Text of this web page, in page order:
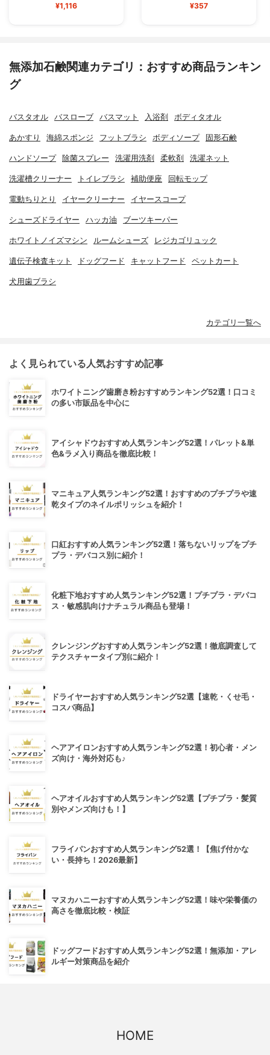
¥1,116 ¥357
無添加石鹸関連カテゴリ：おすすめ商品ランキン
グ
バスタオル バスローブ バスマット 入浴剤 ボディタオル
あかすり 海綿スポンジ フットブラシ ボディソープ 固形石鹸
ハンドソープ 除菌スプレー 洗濯用洗剤 柔軟剤 洗濯ネット
洗濯槽クリーナー トイレブラシ 補助便座 回転モップ
電動ちりとり イヤークリーナー イヤースコープ
シューズドライヤー ハッカ油 ブーツキーパー
ホワイトノイズマシン ルームシューズ レジカゴリュック
遺伝子検査キット ドッグフード キャットフード ペットカート
犬用歯ブラシ
カテゴリ一覧へ
よく見られている人気おすすめ記事
ホワイトニング歯磨き粉おすすめランキング52選！口コミ
の多い市販品を中心に
アイシャドウおすすめ人気ランキング52選！パレット&単
色&ラメ入り商品を徹底比較！
マニキュア人気ランキング52選！おすすめのプチプラや速
乾タイプのネイルポリッシュを紹介！
口紅おすすめ人気ランキング52選！落ちないリップをプチ
プラ・デパコス別に紹介！
化粧下地おすすめ人気ランキング52選！プチプラ・デパコ
ス・敏感肌向けナチュラル商品も登場！
クレンジングおすすめ人気ランキング52選！徹底調査して
テクスチャータイプ別に紹介！
ドライヤーおすすめ人気ランキング52選【速乾・くせ毛・
コスパ商品】
ヘアアイロンおすすめ人気ランキング52選！初心者・メン
ズ向け・海外対応も♪
ヘアオイルおすすめ人気ランキング52選【プチプラ・髪質
別やメンズ向けも！】
フライパンおすすめ人気ランキング52選！【焦げ付かな
い・長持ち！2026最新】
マヌカハニーおすすめ人気ランキング52選！味や栄養価の
高さを徹底比較・検証
ドッグフードおすすめ人気ランキング52選！無添加・アレ
ルギー対策商品を紹介
HOME